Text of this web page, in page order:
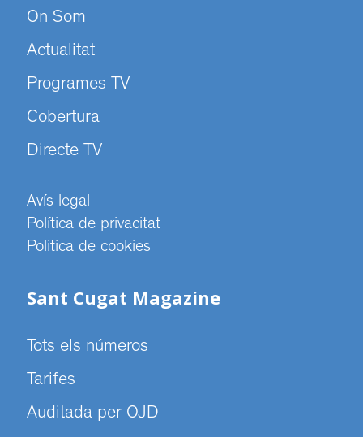
On Som
Actualitat
Programes TV
Cobertura
Directe TV
Avís legal
Política de privacitat
Politica de cookies
Sant Cugat Magazine
Tots els números
Tarifes
Auditada per OJD